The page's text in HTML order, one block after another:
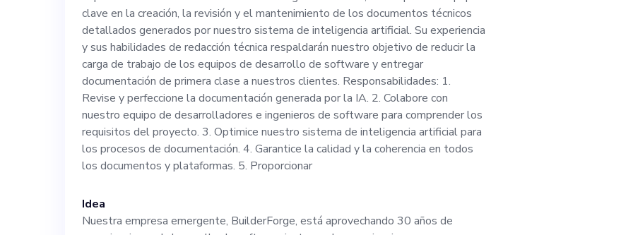
forma en que las empresas
documentación técnica,
experiencia en el desarrollo de
documentación técnica. Ofrecemos
único basado en la inteligencia
clave en la creación, la revisión y el mantenimiento de los documentos técnicos
detallados generados por nuestro sistema de inteligencia artificial. Su experiencia
y sus habilidades de redacción técnica respaldarán nuestro objetivo de reducir la
carga de trabajo de los equipos de desarrollo de software y entregar
documentación de primera clase a nuestros clientes. Responsabilidades: 1.
Revise y perfeccione la documentación generada por la IA. 2. Colabore con
nuestro equipo de desarrolladores e ingenieros de software para comprender los
requisitos del proyecto. 3. Optimice nuestro sistema de inteligencia artificial para
los procesos de documentación. 4. Garantice la calidad y la coherencia en todos
los documentos y plataformas. 5. Proporcionar
Idea
Nuestra empresa emergente, BuilderForge, está aprovechando 30 años de